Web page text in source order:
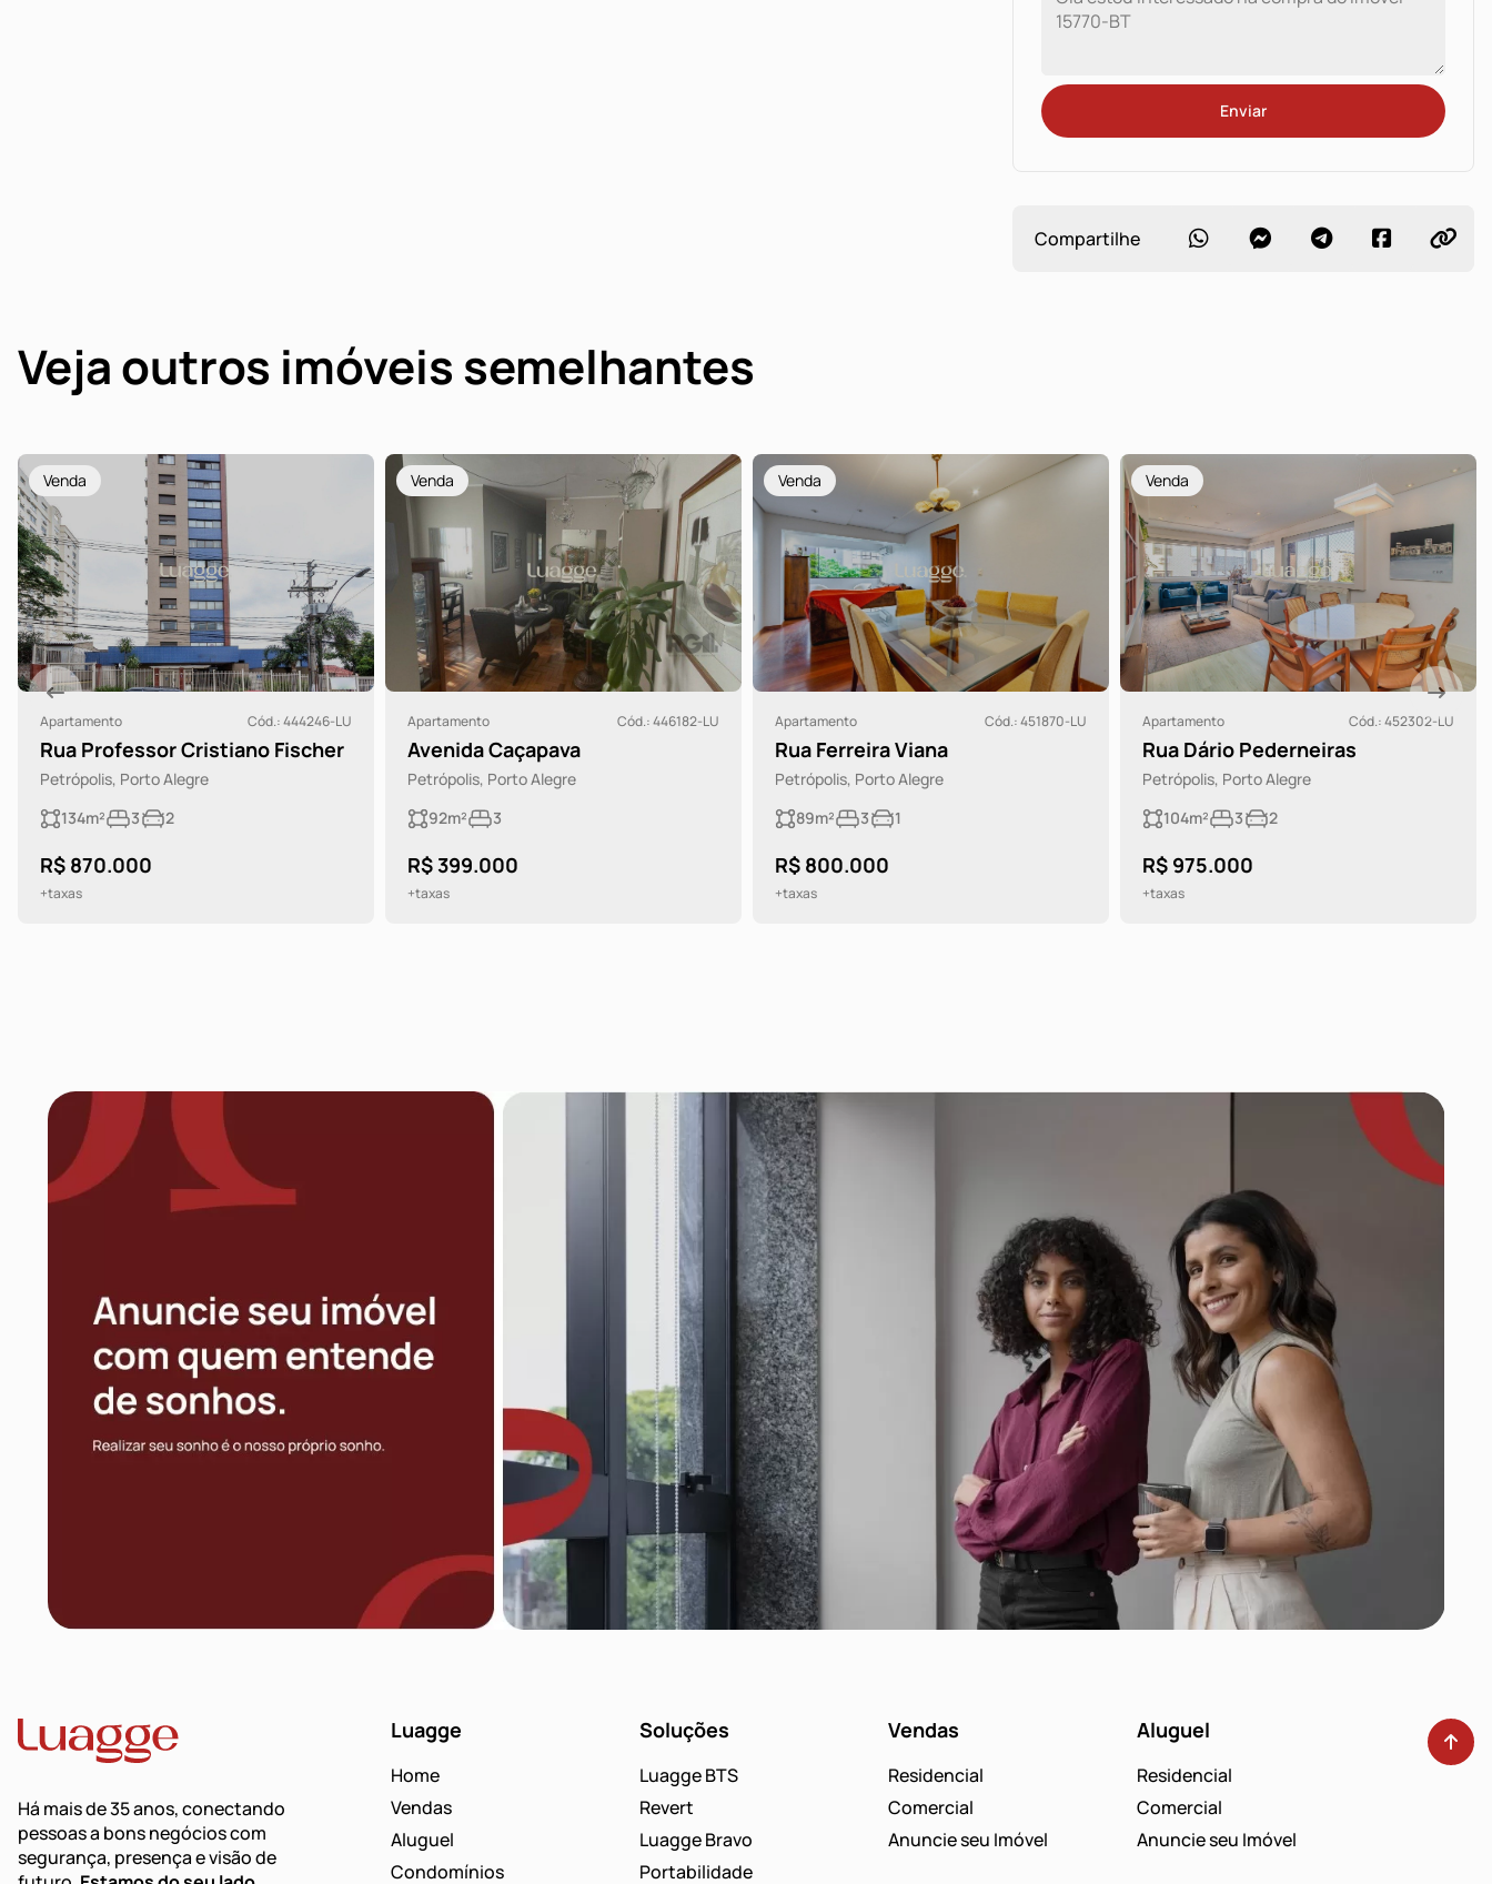
Enviar
Compartilhe
Veja outros imóveis semelhantes
Venda
Apartamento Cód.: 444246-LU
Rua Professor Cristiano Fischer
Petrópolis, Porto Alegre
134m²
3 2
R$ 870.000
+taxas
Venda
Apartamento Cód.: 446182-LU
Avenida Caçapava
Petrópolis, Porto Alegre
92m²
3
R$ 399.000
+taxas
Venda
Apartamento Cód.: 451870-LU
Rua Ferreira Viana
Petrópolis, Porto Alegre
89m²
3 1
R$ 800.000
+taxas
Venda
Apartamento Cód.: 452302-LU
Rua Dário Pederneiras
Petrópolis, Porto Alegre
104m²
3 2
R$ 975.000
+taxas
Há mais de 35 anos, conectando
pessoas a bons negócios com
segurança, presença e visão de
Luagge
Home
Vendas
Aluguel
Condomínios
Soluções
Luagge BTS
Revert
Luagge Bravo
Portabilidade
Vendas
Residencial
Comercial
Anuncie seu Imóvel
Aluguel
Residencial
Comercial
Anuncie seu Imóvel